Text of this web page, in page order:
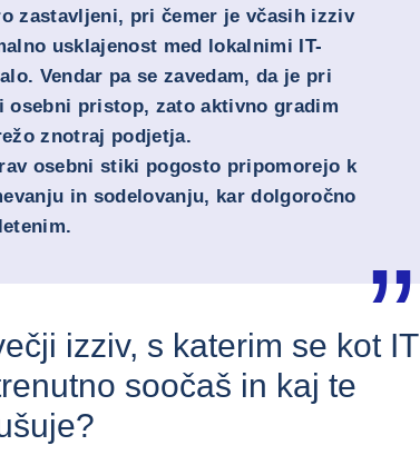
zastavljeni, pri čemer je včasih izziv
usklajenost med lokalnimi IT-
Vendar pa se zavedam, da je pri
osebni pristop, zato aktivno gradim
znotraj podjetja.
osebni stiki pogosto pripomorejo k
in sodelovanju, kar dolgoročno
izziv, s katerim se kot IT
soočaš in kaj te